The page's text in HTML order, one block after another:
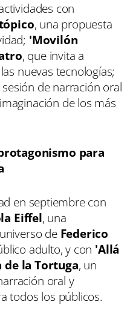
con
, una propuesta
'Movilón
, que invita a
nuevas tecnologías;
sesión de narración oral
de los más
para
en septiembre con
Eiffel, una
de Federico
adulto, y con 'Allá
de la Tortuga, un
oral y
todos los públicos.